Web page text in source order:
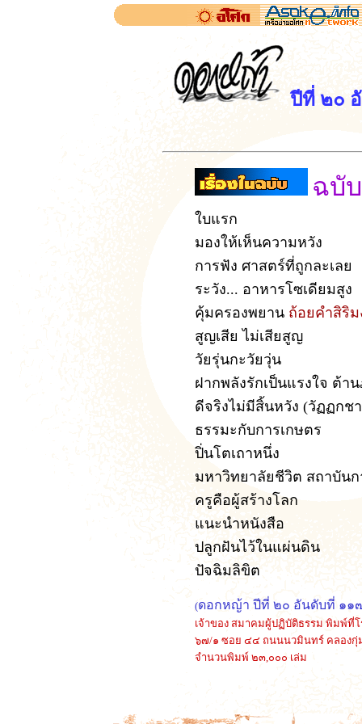
ปีที่ ๒๐
ฉบั
ใบแรก
มองให้เห็นความหวัง
การฟัง ศาสตร์ที่ถูกละเลย
ระวัง... อาหารโซเดียมสูง
คุ้มครองพยาน ถ้อยคำสิริ
สูญเสีย ไม่เสียสูญ
วัยรุ่นกะวัยวุ่น
ฝากพลังรักเป็นแรงใจ ต้า
ดีจริงไม่มีสิ้นหวัง (วัฏฏกช
ธรรมะกับการเกษตร
ปิ่นโตเถาหนึ่ง
มหาวิทยาลัยชีวิต สถาบันก
ครูคือผู้สร้างโลก
แนะนำหนังสือ
ปลูกฝันไว้ในแผ่นดิน
ปัจฉิมลิขิต
(ดอกหญ้า ปีที่ ๒๐ อันดับที่ ๑
เจ้าของ สมาคมผู้ปฏิบัติธรรม พิมพ์ที่
๖๗/๑ ซอย ๔๔ ถนนนวมินทร์ คลองกุ่
จำนวนพิมพ์ ๒๓,๐๐๐ เล่ม